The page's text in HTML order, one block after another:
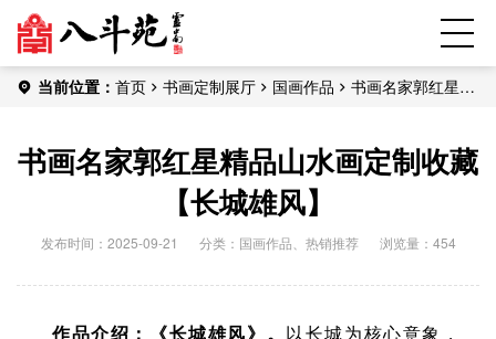
当前位置： 首页 书画定制展厅 国画作品
书画名家郭红星精
书画名家郭红星精品山水画定制收藏
【长城雄风】
发布时间：2025-09-21 分类： 国画作品 热销推荐 浏览量：454
作品介绍：《长城雄风》 。 以长城为核心意象，